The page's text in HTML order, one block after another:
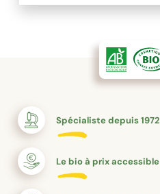
Spécialiste depuis 1972
Le bio à prix accessible